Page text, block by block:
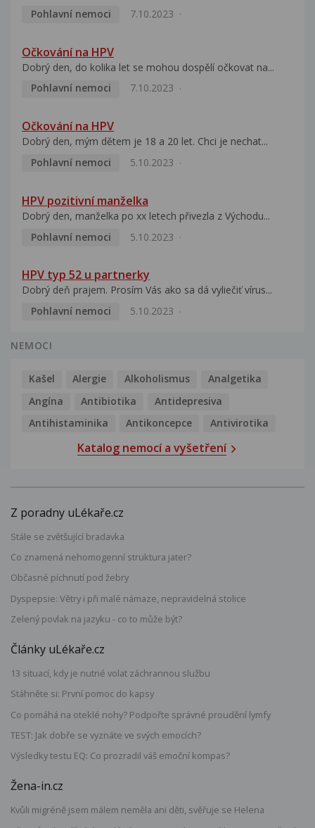
Pohlavní nemoci
7.10.2023
Očkování na HPV
Dobrý den, do kolika let se mohou dospělí očkovat na...
Pohlavní nemoci
7.10.2023
Očkování na HPV
Dobrý den, mým dětem je 18 a 20 let. Chci je nechat...
Pohlavní nemoci
5.10.2023
HPV pozitivní manželka
Dobrý den, manželka po xx letech přivezla z Východu...
Pohlavní nemoci
5.10.2023
HPV typ 52 u partnerky
Dobrý deň prajem. Prosím Vás ako sa dá vyliečiť vírus...
Pohlavní nemoci
5.10.2023
NEMOCI
Kašel Alergie Alkoholismus
Analgetika
Angína
Antibiotika
Antidepresiva
Antihistaminika
Antikoncepce Antivirotika
Katalog nemocí a vyšetření
Z poradny uLékaře.cz
Stále se zvětšující bradavka
Co znamená nehomogenní struktura jater?
Občasné píchnutí pod žebry
Dyspepsie: Větry i při malé námaze, nepravidelná stolice
Zelený povlak na jazyku - co to může být?
Články uLékaře.cz
13 situací, kdy je nutné volat záchrannou službu
Stáhněte si: První pomoc do kapsy
Co pomáhá na oteklé nohy? Podpořte správné proudění lymfy
TEST: Jak dobře se vyznáte ve svých emocích?
Výsledky testu EQ: Co prozradil váš emoční kompas?
Žena-in.cz
Kvůli migréně jsem málem neměla ani děti, svěřuje se Helena